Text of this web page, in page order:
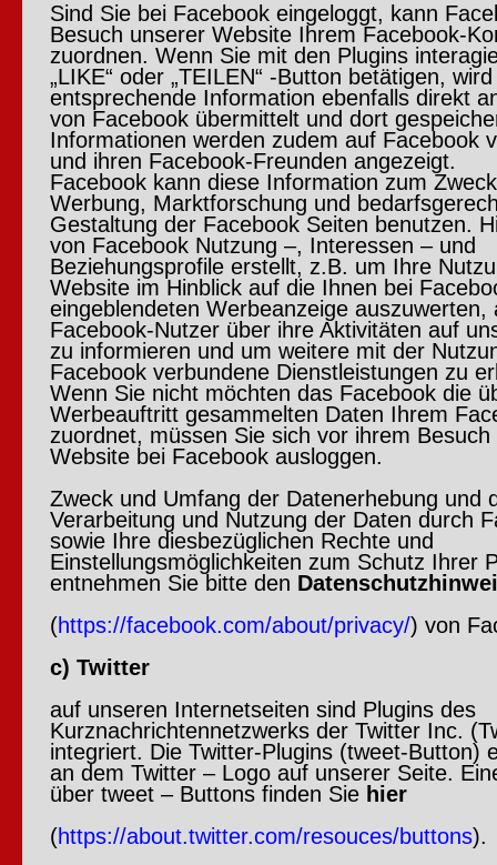
Sind Sie bei Facebook eingeloggt, kann
Besuch unserer Website Ihrem Facebook-
zuordnen. Wenn Sie mit den Plugins
„LIKE“ oder „TEILEN“ -Button betätigen,
entsprechende Information ebenfalls direkt
von Facebook übermittelt und dort
Informationen werden zudem auf Facebook
und ihren Facebook-Freunden angezeigt.
Facebook kann diese Information zum
Werbung, Marktforschung und
Gestaltung der Facebook Seiten benutzen.
von Facebook Nutzung –, Interessen – und
Beziehungsprofile erstellt, z.B. um Ihre
Website im Hinblick auf die Ihnen bei
eingeblendeten Werbeanzeige auszuwerten,
Facebook-Nutzer über ihre Aktivitäten auf
zu informieren und um weitere mit der
Facebook verbundene Dienstleistungen zu
Wenn Sie nicht möchten das Facebook die
Werbeauftritt gesammelten Daten Ihrem
zuordnet, müssen Sie sich vor ihrem Besuch
Website bei Facebook ausloggen.
Zweck und Umfang der Datenerhebung und
Verarbeitung und Nutzung der Daten durch
sowie Ihre diesbezüglichen Rechte und
Einstellungsmöglichkeiten zum Schutz Ihrer
entnehmen Sie bitte den
(https://facebook.com/about/privacy/) von
c) Twitter
auf unseren Internetseiten sind Plugins des
Kurznachrichtennetzwerks der Twitter Inc.
integriert. Die Twitter-Plugins (tweet-Button)
an dem Twitter – Logo auf unserer Seite.
über tweet – Buttons finden Sie hier
(https://about.twitter.com/resouces/buttons).